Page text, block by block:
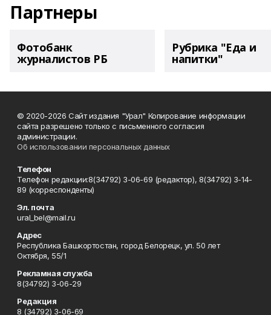
Партнеры
Фотобанк
журналистов РБ
Рубрика "Еда и
напитки"
© 2020-2026 Сайт издания "Урал" Копирование информации
сайта разрешено только с письменного согласия
администрации.
Об использовании персональных данных
Телефон
Телефон редакции:8(34792) 3-06-69 (редактор), 8(34792) 3-14-
89 (корреспонденты)
Эл. почта
ural_bel@mail.ru
Адрес
Республика Башкортостан, город Белорецк, ул. 50 лет
Октября, 55/1
Рекламная служба
8(34792) 3-06-29
Редакция
8 (34792) 3-06-69